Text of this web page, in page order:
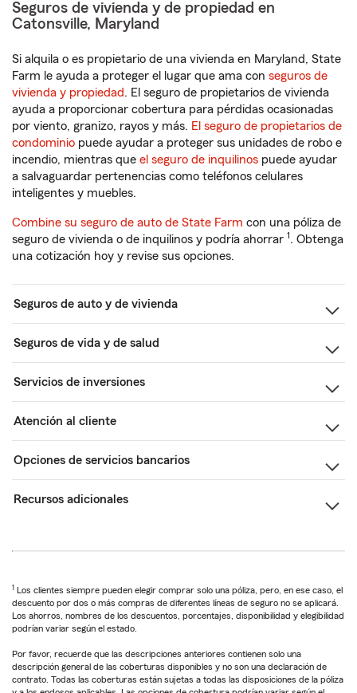
Seguros de vivienda y de propiedad en
Catonsville, Maryland
Si alquila o es propietario de una vivienda en Maryland, State
Farm le ayuda a proteger el lugar que ama con seguros de
vivienda y propiedad. El seguro de propietarios de vivienda
ayuda a proporcionar cobertura para pérdidas ocasionadas
por viento, granizo, rayos y más. El seguro de propietarios de
condominio puede ayudar a proteger sus unidades de robo e
incendio, mientras que el seguro de inquilinos puede ayudar
a salvaguardar pertenencias como teléfonos celulares
inteligentes y muebles.
Combine su seguro de auto de State Farm con una póliza de
seguro de vivienda o de inquilinos y podría ahorrar 1. Obtenga
una cotización hoy y revise sus opciones.
Seguros de auto y de vivienda
Seguros de vida y de salud
Servicios de inversiones
Atención al cliente
Opciones de servicios bancarios
Recursos adicionales
1 Los clientes siempre pueden elegir comprar solo una póliza, pero, en ese caso, el
descuento por dos o más compras de diferentes líneas de seguro no se aplicará.
Los ahorros, nombres de los descuentos, porcentajes, disponibilidad y elegibilidad
podrían variar según el estado.
Por favor, recuerde que las descripciones anteriores contienen solo una
descripción general de las coberturas disponibles y no son una declaración de
contrato. Todas las coberturas están sujetas a todas las disposiciones de la póliza